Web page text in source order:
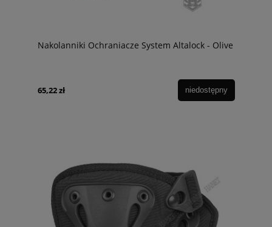
Nakolanniki Ochraniacze System Altalock - Olive
65,22 zł niedostępny